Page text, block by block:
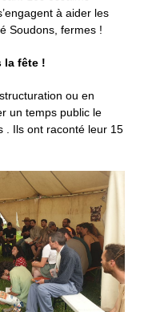
à aider les
Soudons, fermes !
la fête !
ou en
un temps public le
. Ils ont raconté leur 15